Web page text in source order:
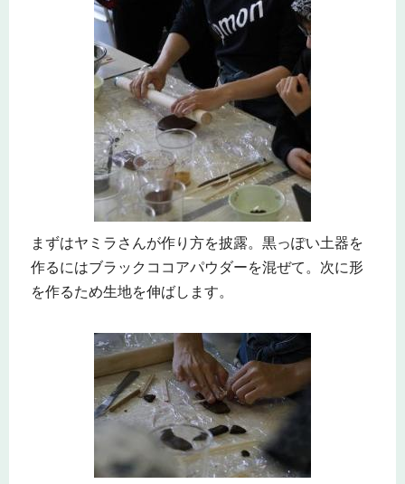
まずはヤミラさんが作り方を披露。黒っぽい土器を
作るにはブラックココアパウダーを混ぜて。次に形
を作るため生地を伸ばします。